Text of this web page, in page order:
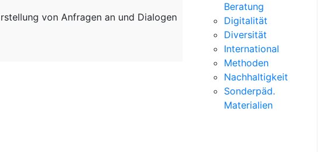
von Anfragen an und Dialogen
Beratung
Digitalität
Diversität
International
Methoden
Nachhaltigkeit
Sonderpäd.
Materialien